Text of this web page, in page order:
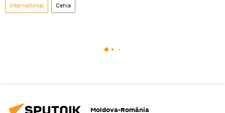
Internaţional Cehia
Moldova-România